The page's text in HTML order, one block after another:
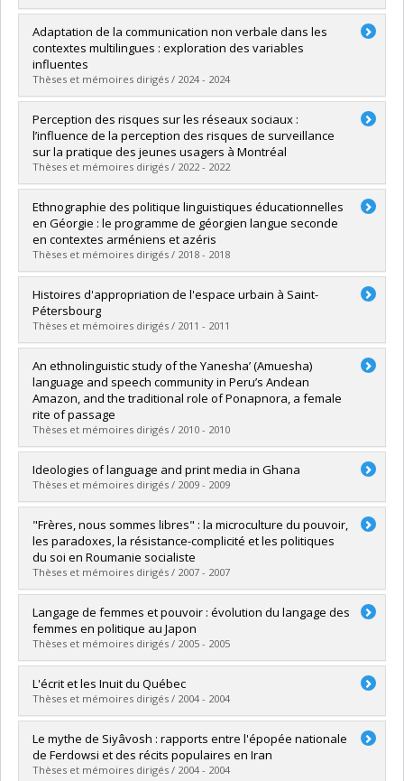
Graduate :Ménard, Cédrick
Cycle :Master's
Grade :M. Sc. A.
Lien vers le document dans Papyrus
Adaptation de la communication non verbale dans les
contextes multilingues : exploration des variables
influentes
Thèses et mémoires dirigés / 2024 - 2024
Graduate :Karpouzis Poirier, Arianne
Cycle :Master's
Grade :M. Sc.
Lien vers le document dans Papyrus
Perception des risques sur les réseaux sociaux :
l’influence de la perception des risques de surveillance
sur la pratique des jeunes usagers à Montréal
Thèses et mémoires dirigés / 2022 - 2022
Graduate :Beaupré, Aurélie
Cycle :Master's
Grade :M. Sc.
Lien vers le document dans Papyrus
Ethnographie des politique linguistiques éducationnelles
en Géorgie : le programme de géorgien langue seconde
en contextes arméniens et azéris
Thèses et mémoires dirigés / 2018 - 2018
Graduate :Juneau, Jean-François
Cycle :Master's
Grade :M. Sc.
Lien vers le document dans Papyrus
Histoires d'appropriation de l'espace urbain à Saint-
Pétersbourg
Thèses et mémoires dirigés / 2011 - 2011
Graduate :Dussault, Annie Pénélope
Cycle :Doctoral
Grade :Ph. D.
Lien vers le document dans Papyrus
An ethnolinguistic study of the Yanesha’ (Amuesha)
language and speech community in Peru’s Andean
Amazon, and the traditional role of Ponapnora, a female
rite of passage
Thèses et mémoires dirigés / 2010 - 2010
Graduate :Daigneault, Anna Luisa
Cycle : Master's
Grade :M. Sc.
Lien vers le document dans Papyrus
Ideologies of language and print media in Ghana
Thèses et mémoires dirigés / 2009 - 2009
Graduate :Anyidoho, Paul Kwabla
Cycle :Doctoral
Grade :Ph. D.
Lien vers le document dans Papyrus
"Frères, nous sommes libres" : la microculture du pouvoir,
les paradoxes, la résistance-complicité et les politiques
du soi en Roumanie socialiste
Thèses et mémoires dirigés / 2007 - 2007
Graduate : Bealcovschi, Simona Elena
Cycle :Doctoral
Grade :Ph. D.
Lien vers le document dans Papyrus
Langage de femmes et pouvoir : évolution du langage des
femmes en politique au Japon
Thèses et mémoires dirigés / 2005 - 2005
Graduate : Dubuc, Claude-Ève
Cycle : Master's
Grade :M. Sc.
Lien vers le document dans Papyrus
L'écrit et les Inuit du Québec
Thèses et mémoires dirigés / 2004 - 2004
Graduate :Hot, Aurélie
Cycle :Master's
Grade :M. Sc.
Le mythe de Siyâvosh : rapports entre l'épopée nationale
de Ferdowsi et des récits populaires en Iran
Thèses et mémoires dirigés / 2004 - 2004